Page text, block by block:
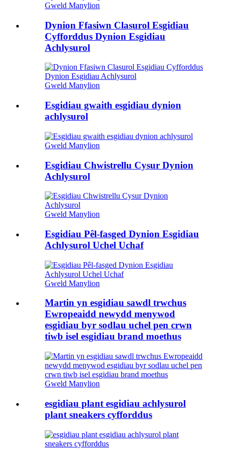
Gweld Manylion
Dynion Ffasiwn Clasurol Esgidiau
Cyfforddus Dynion Esgidiau
Achlysurol
Gweld Manylion
Esgidiau gwaith esgidiau dynion
achlysurol
Gweld Manylion
Esgidiau Chwistrellu Cysur Dynion
Achlysurol
Gweld Manylion
Esgidiau Pêl-fasged Dynion Esgidiau
Achlysurol Uchel Uchaf
Gweld Manylion
Martin yn esgidiau sawdl trwchus
Ewropeaidd newydd menywod
esgidiau byr sodlau uchel pen crwn
tiwb isel esgidiau brand moethus
Gweld Manylion
esgidiau plant esgidiau achlysurol
plant sneakers cyfforddus